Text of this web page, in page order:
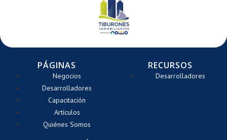
PÁGINAS
Negocios
Desarrolladores
Capacitación
Artículos
Quiénes Somos
RECURSOS
Desarrolladores